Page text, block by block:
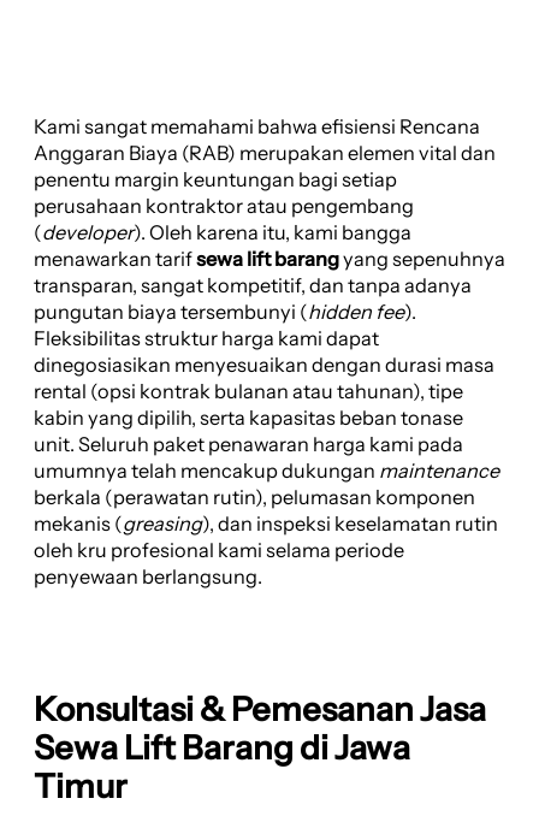
Kami sangat memahami bahwa efisiensi Rencana
Anggaran Biaya (RAB) merupakan elemen vital dan
penentu margin keuntungan bagi setiap
perusahaan kontraktor atau pengembang
(developer). Oleh karena itu, kami bangga
menawarkan tarifsewa lift barangyang sepenuhnya
transparan, sangat kompetitif, dan tanpa adanya
pungutan biaya tersembunyi (hidden fee).
Fleksibilitas struktur harga kami dapat
dinegosiasikan menyesuaikan dengan durasi masa
rental (opsi kontrak bulanan atau tahunan), tipe
kabin yang dipilih, serta kapasitas beban tonase
unit. Seluruh paket penawaran harga kami pada
umumnya telah mencakup dukungan maintenance
berkala (perawatan rutin), pelumasan komponen
mekanis (greasing), dan inspeksi keselamatan rutin
oleh kru profesional kami selama periode
penyewaan berlangsung.
Konsultasi & Pemesanan Jasa
Sewa Lift Barang di Jawa
Timur